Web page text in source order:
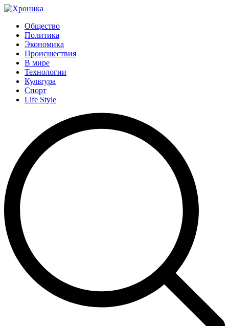
Общество
Политика
Экономика
Происшествия
В мире
Технологии
Культура
Спорт
Life Style